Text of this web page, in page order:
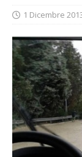
1 Dicembre